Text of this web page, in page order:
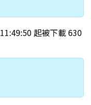
起被下載 630